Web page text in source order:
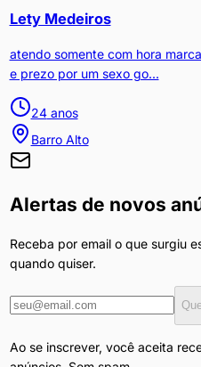
Lety Medeiros
atendo somente com hora
e prezo por um sexo go...
24anos
Barro Alto
Alertas de novos
Receba por email o que surgiu
quando quiser.
Ao se inscrever, você aceita